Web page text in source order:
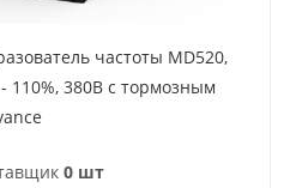
частоты MD520,
110%, 380В с тормозным
0 шт